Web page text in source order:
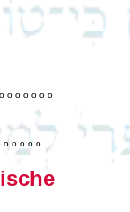
o o o o o o o
o o o o o